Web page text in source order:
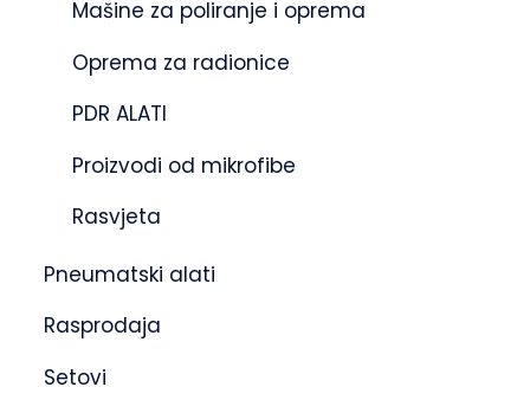
Mašine za poliranje i oprema
Oprema za radionice
PDR ALATI
Proizvodi od mikrofibe
Rasvjeta
Pneumatski alati
Rasprodaja
Setovi